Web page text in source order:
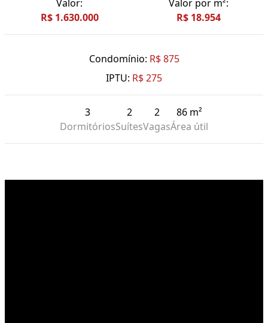
Valor:
R$ 1.630.000
Valor por m²:
R$ 18.954
Condomínio: R$ 875
IPTU: R$ 275
3
Dormitórios
2
Suítes
2
Vagas
86 m²
Área útil